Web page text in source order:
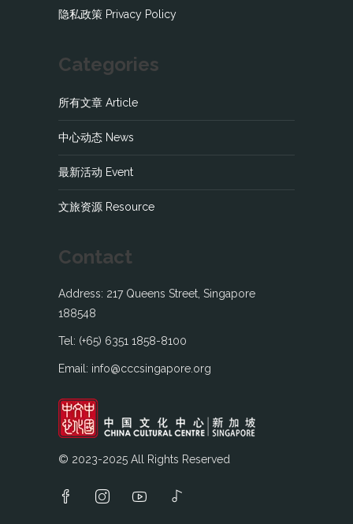
隐私政策 Privacy Policy
Categories
所有文章 Article
中心动态 News
最新活动 Event
文旅资源 Resource
Contact
Address: 217 Queens Street, Singapore
188548
Tel: (+65) 6351 1858-8100
Email: info@cccsingapore.org
© 2023-2025 All Rights Reserved